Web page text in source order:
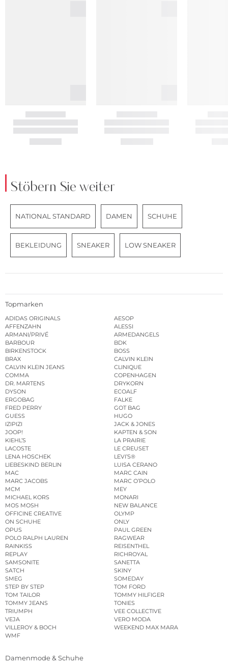
Stöbern Sie weiter
NATIONAL STANDARD DAMEN SCHUHE
BEKLEIDUNG SNEAKER LOW SNEAKER
Topmarken
ADIDAS ORIGINALS
AESOP
AFFENZAHN
ALESSI
ARMANI/PRIVÉ
ARMEDANGELS
BARBOUR
BDK
BIRKENSTOCK
BOSS
BRAX
CALVIN KLEIN
CALVIN KLEIN JEANS
CLINIQUE
COMMA
COPENHAGEN
DR. MARTENS
DRYKORN
DYSON
ECOALF
ERGOBAG
FALKE
FRED PERRY
GOT BAG
GUESS
HUGO
IZIPIZI
JACK & JONES
JOOP!
KAPTEN & SON
KIEHL’S
LA PRAIRIE
LACOSTE
LE CREUSET
LENA HOSCHEK
LEVI’S®
LIEBESKIND BERLIN
LUISA CERANO
MAC
MARC CAIN
MARC JACOBS
MARC O’POLO
MCM
MEY
MICHAEL KORS
MONARI
MOS MOSH
NEW BALANCE
OFFICINE CREATIVE
OLYMP
ON SCHUHE
ONLY
OPUS
PAUL GREEN
POLO RALPH LAUREN
RAGWEAR
RAINKISS
REISENTHEL
REPLAY
RICHROYAL
SAMSONITE
SANETTA
SATCH
SKINY
SMEG
SOMEDAY
STEP BY STEP
TOM FORD
TOM TAILOR
TOMMY HILFIGER
TOMMY JEANS
TONIES
TRIUMPH
VEE COLLECTIVE
VEJA
VERO MODA
VILLEROY & BOCH
WEEKEND MAX MARA
WMF
Damenmode & Schuhe